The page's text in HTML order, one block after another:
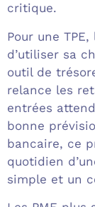
critique.
Pour une
d’utiliser sa
outil de
relance les
entrées
bonne
bancaire, ce
quotidien
simple et un